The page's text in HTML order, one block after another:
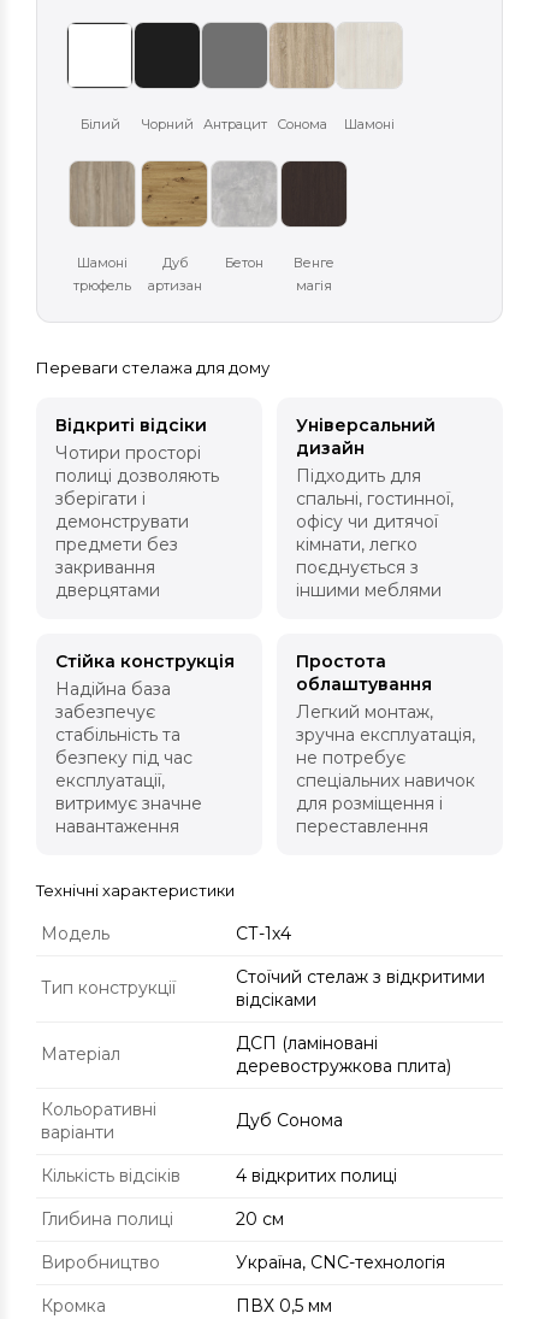
Білий Чорний Антрацит Сонома Шамоні
Шамоні
трюфель
Дуб
артизан
Бетон
Венге
магія
Переваги стелажа для дому
Відкриті відсіки
Чотири просторі
полиці дозволяють
зберігати і
демонструвати
предмети без
закривання
дверцятами
Універсальний
дизайн
Підходить для
спальні, гостинної,
офісу чи дитячої
кімнати, легко
поєднується з
іншими меблями
Стійка конструкція
Надійна база
забезпечує
стабільність та
безпеку під час
експлуатації,
витримує значне
навантаження
Простота
облаштування
Легкий монтаж,
зручна експлуатація,
не потребує
спеціальних навичок
для розміщення і
переставлення
Технічні характеристики
Модель СТ-1х4
Тип конструкції
Стоїчий стелаж з відкритими
відсіками
Матеріал
ДСП (ламіновані
деревостружкова плита)
Кольоративні
варіанти
Дуб Сонома
Кількість відсіків
4 відкритих полиці
Глибина полиці
20 см
Виробництво
Україна, CNC-технологія
Кромка
ПВХ 0,5 мм